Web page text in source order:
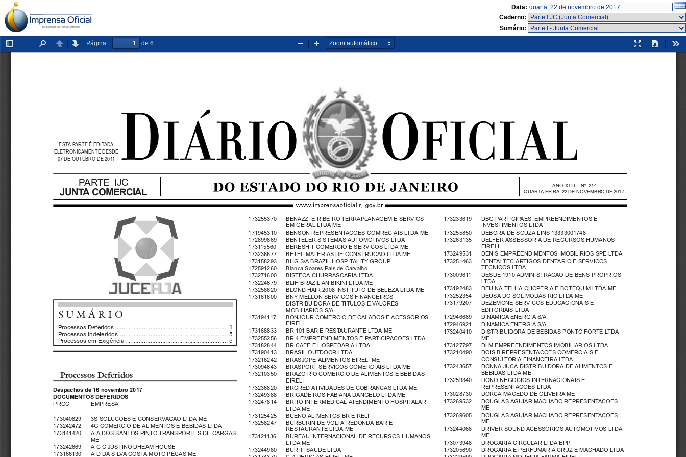
Data:
Caderno:
Sumário:
Exibir/ocultar
painel
LocalizarAnteriorPróxima
Página: de 6
Modo
de
Download
Diminuir
zoom
Aumentar
zoom
ESTA PARTE É EDITADA
ELETRONICAMENTE DESDE
07 DE OUTUBRO DE 2011
PARTE IJC
JUNTA COMERCIAL
ANO XLIII - Nº 214
QUARTA-FEIRA, 22 DE NOVEMBRO DE 2017
SUMÁRIO
Processos Deferidos ................................................................... 1
Processos Indeferidos................................................................. 5
Processos em Exigência ............................................................. 5
Processos Deferidos
Despachos de 16 novembro 2017
DOCUMENTOS DEFERIDOS
PROC.
EMPRESA
173040829   3S SOLUCOES E CONSERVACAO LTDA ME
173242472   4G COMERCIO DE ALIMENTOS E BEBIDAS LTDA
173141420   A A DOS SANTOS PINTO TRANSPORTES DE CARGAS
ME
173242669   A C C JUSTINO DHEAM HOUSE
173166130   A D DA SILVA COSTA MOTO PECAS ME
173255370   BENAZZI E RIBEIRO TERRAPLANAGEM E SERVIOS
EM GERAL LTDA ME
171945310   BENSON REPRESENTACOES COMRECIAIS LTDA ME
172899869   BENTELER SISTEMAS AUTOMOTIVOS LTDA
173115560   BERESHIT COMERCIO E SERVICOS LTDA ME
173236677   BETEL MATERIAS DE CONSTRUCAO LTDA ME
173158293   BHG S/A BRAZIL HOSPITALITY GROUP
172591260   Bianca Soares Pais de Carvalho
173271600   BISTECA CHURRASCARIA LTDA
173224679   BLIH BRAZILIAN BIKINI LTDA ME
173258620   BLOND HAIR 2008 INSTITUTO DE BELEZA LTDA ME
173161600   BNY MELLON SERVICOS FINANCEIROS
DISTRIBUIDORA DE TITULOS E VALORES
MOBILIARIOS S/A
173194117   BONJOUR COMERCIO DE CALADOS E ACESSORIOS
EIRELI
173168833   BR 101 BAR E RESTAURANTE LTDA ME
173255256   BR 4 EMPREENDIMENTOS E PARTICIPACOES LTDA
173182844   BR CAFE E HOSPEDARIA LTDA
173190413   BRASIL OUTDOOR LTDA
173216242   BRASJOPE ALIMENTOS EIRELI ME
173094643   BRASPORT SERVICOS COMERCIAIS LTDA ME
173210350   BRAZO RIO COMERCIO DE ALIMENTOS E BEBIDAS
EIRELI
173236820   BRCRED ATIVIDADES DE COBRANCAS LTDA ME
173249388   BRIGADEIROS FABIANA DANGELO LTDA ME
173247814   BRITO INTERMEDICAL ATENDIMENTO HOSPITALAR
LTDA ME
173125425   BUENO ALIMENTOS BR EIRELI
173258247   BURBURIN DE VOLTA REDONDA BAR E
RESTAURANTE LTDA ME
173121136   BUREAU INTERNACIONAL DE RECURSOS HUMANOS
LTDA ME
173244980   BURITI SAUDE LTDA
173233619   DBG PARTICIPAES, EMPREENDIMENTOS E
INVESTIMENTOS LTDA
173255850   DEBORA DE SOUZA LINS 13333001748
173263135   DELFER ASSESSORIA DE RECURSOS HUMANOS
EIRELI
173249531   DENIS EMPREENDIMENTOS IMOBILIRIOS SPE LTDA
173251463   DENTALTEC ARTIGOS DENTARIO E SERVICOS
TECNICOS LTDA
173009611   DESDE 1910 ADMINISTRACAO DE BENS PROPRIOS
LTDA
173192483   DEU NA TELHA CHOPERIA E BOTEQUIM LTDA ME
173252354   DEUSA DO SOL MODAS RIO LTDA ME
173179207   DEZEMONE SERVICOS EDUCACIONAIS E
EDITORIAIS LTDA
172946689   DINAMICA ENERGIA S/A
172946921   DINAMICA ENERGIA S/A
173240410   DISTRIBUIDORA DE BEBIDAS PONTO FORTE LTDA
ME
173127797   DLM EMPREENDIMENTOS IMOBILIARIOS LTDA
173210490   DOIS B REPRESENTACOES COMERCIAIS E
CONSULTORIA FINANCEIRA LTDA
173243657   DONNA JUCA DISTRIBUIDORA DE ALIMENTOS E
BEBIDAS LTDA ME
173259340   DONO NEGOCIOS INTERNACIONAIS E
REPRESENTACOES LTDA
173028730   DORCA MACEDO DE OLIVEIRA ME
173269532   DOUGLAS AGUIAR MACHADO REPRESENTACOES
ME
173269605   DOUGLAS AGUIAR MACHADO REPRESENTACOES
ME
173244068   DRIVER SOUND ACESSORIOS AUTOMOTIVOS LTDA
ME
173073948   DROGARIA CIRCULAR LTDA EPP
173205690   DROGARIA E PERFUMARIA CRUZ E MACHADO LTDA